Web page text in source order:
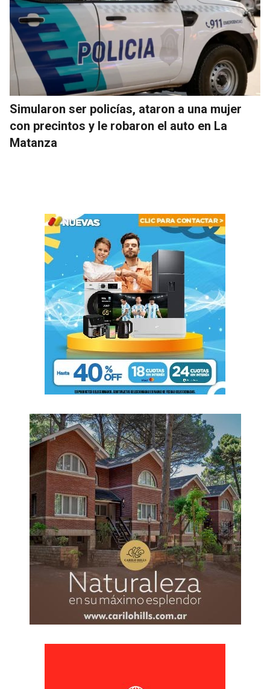
Simularon ser policías, ataron a una mujer
con precintos y le robaron el auto en La
Matanza